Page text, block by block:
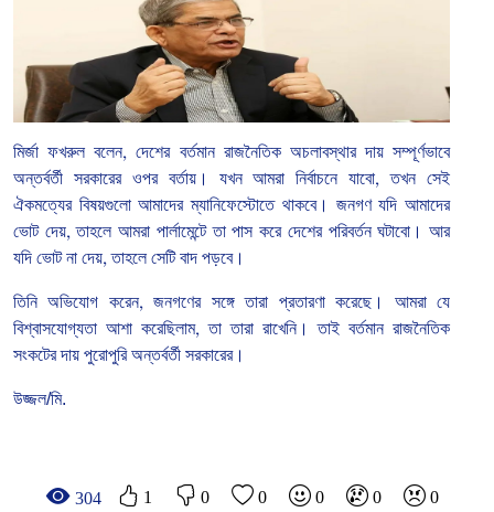
মির্জা ফখরুল বলেন,দেশের বর্তমান রাজনৈতিক অচলাবস্থার দায় সম্পূর্ণভাবে
অন্তর্বর্তী সরকারের ওপর বর্তায়। যখন আমরা নির্বাচনে যাবো,তখন সেই
ঐকমত্যের বিষয়গুলো আমাদের ম্যানিফেস্টোতে থাকবে। জনগণ যদি আমাদের
ভোট দেয়,তাহলে আমরা পার্লামেন্টে তা পাস করে দেশের পরিবর্তন ঘটাবো। আর
যদি ভোট না দেয়,তাহলে সেটি বাদ পড়বে।
তিনি অভিযোগ করেন,জনগণের সঙ্গে তারা প্রতারণা করেছে। আমরা যে
বিশ্বাসযোগ্যতা আশা করেছিলাম,তা তারা রাখেনি। তাই বর্তমান রাজনৈতিক
সংকটের দায় পুরোপুরি অন্তর্বর্তী সরকারের।
উজ্জল/মি.
304 1 0 0 0 0 0